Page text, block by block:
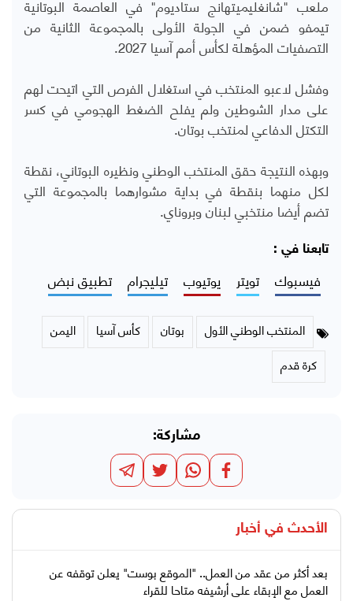
ملعب "شانغليميتهانج ستاديوم" في العاصمة البوتانية
تيمفو ضمن في الجولة الأولى بالمجموعة الثانية من
التصفيات المؤهلة لكأس أمم آسيا 2027.
وفشل لاعبو المنتخب في استغلال الفرص التي اتيحت لهم
على مدار الشوطين ولم يفلح الضغط الهجومي في كسر
التكتل الدفاعي لمنتخب بوتان.
وبهذه النتيجة حقق المنتخب الوطني ونظيره البوتاني، نقطة
لكل منهما بنقطة في بداية مشوارهما بالمجموعة التي
تضم أيضا منتخبي لبنان وبروناي.
تابعنا في :
فيسبوك تويتر يوتيوب تيليجرام تطبيق نبض
المنتخب الوطني الأول بوتان كأس آسيا
اليمن
كرة قدم
مشاركة:
الأحدث في أخبار
بعد أكثر من عقد من العمل.. "الموقع بوست" يعلن توقفه عن
العمل مع الإبقاء على أرشيفه متاحا للقراء